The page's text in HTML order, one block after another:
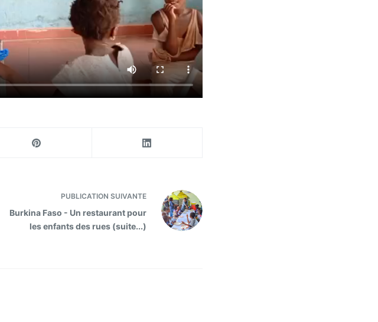
PUBLICATION SUIVANTE
Burkina Faso - Un restaurant pour
les enfants des rues (suite...)